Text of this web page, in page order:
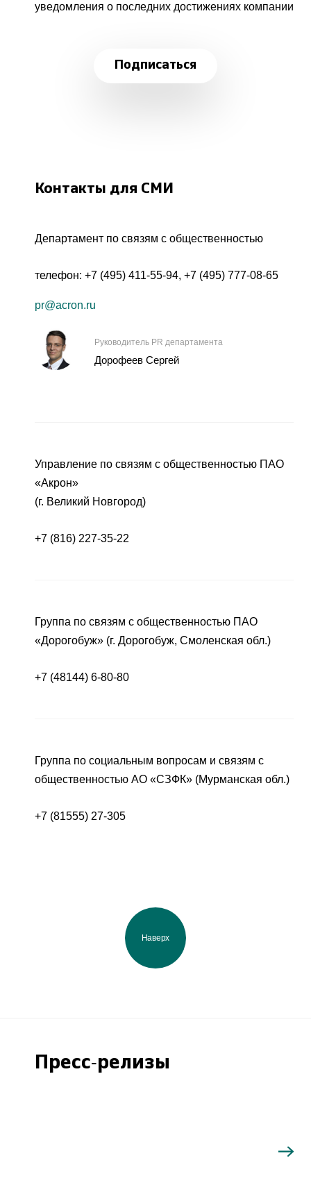
уведомления о последних достижениях компании
Подписаться
Контакты для СМИ
Департамент по связям с общественностью
телефон: +7 (495) 411-55-94, +7 (495) 777-08-65
pr@acron.ru
Руководитель PR департамента
Дорофеев Сергей
Управление по связям с общественностью ПАО
«Акрон»
(г. Великий Новгород)
+7 (816) 227-35-22
Группа по связям с общественностью ПАО
«Дорогобуж» (г. Дорогобуж, Смоленская обл.)
+7 (48144) 6-80-80
Группа по социальным вопросам и связям с
общественностью АО «СЗФК» (Мурманская обл.)
+7 (81555) 27-305
Наверх
Пресс-релизы